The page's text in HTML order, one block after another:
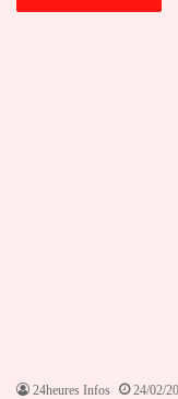
24heures Infos 24/02/